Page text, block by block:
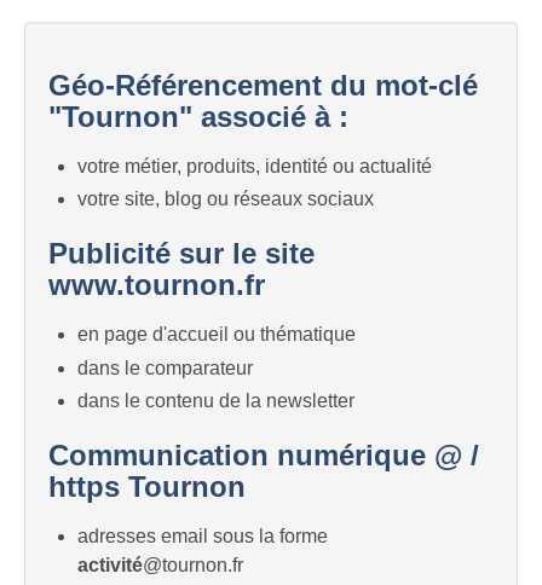
Géo-Référencement du mot-clé
"Tournon" associé à :
votre métier, produits, identité ou actualité
votre site, blog ou réseaux sociaux
Publicité sur le site
www.tournon.fr
en page d'accueil ou thématique
dans le comparateur
dans le contenu de la newsletter
Communication numérique @ /
https Tournon
adresses email sous la forme
activité@tournon.fr